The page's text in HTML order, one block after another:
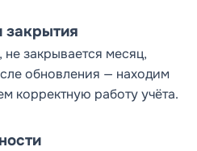
закрывается месяц,
обновления — находим
корректную работу учёта.